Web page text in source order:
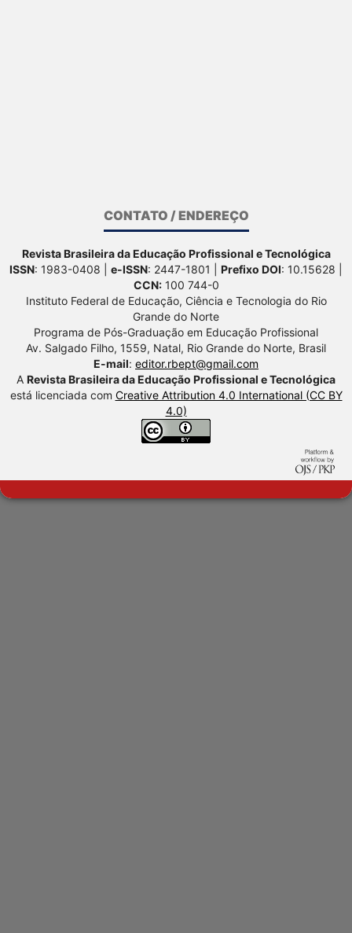
CONTATO / ENDEREÇO
Revista Brasileira da Educação Profissional e Tecnológica
ISSN: 1983-0408 | e-ISSN: 2447-1801 | Prefixo DOI: 10.15628 |
CCN:100 744-0
Instituto Federal de Educação, Ciência e Tecnologia do Rio
Grande do Norte
Programa de Pós-Graduação em Educação Profissional
Av. Salgado Filho, 1559, Natal, Rio Grande do Norte, Brasil
E-mail: editor.rbept@gmail.com
A Revista Brasileira da Educação Profissional e Tecnológica
está licenciada com Creative Attribution 4.0 International (CC BY
4.0)